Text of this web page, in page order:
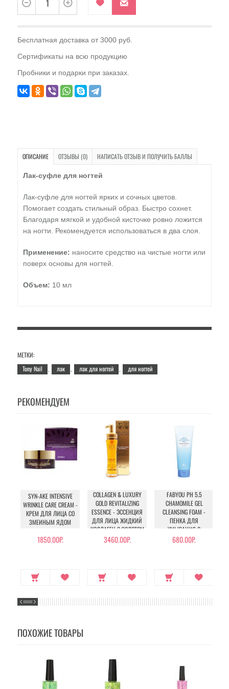
Бесплатная доставка от 3000 руб.
Сертификаты на всю продукцию
Пробники и подарки при заказах.
ОПИСАНИЕ ОТЗЫВЫ (0) НАПИСАТЬ ОТЗЫВ И ПОЛУЧИТЬ БАЛЛЫ
Лак-суфле для ногтей
Лак-суфле для ногтей ярких и сочных цветов.
Помогает создать стильный образ. Быстро сохнет.
Благодаря мягкой и удобной кисточке ровно ложится
на ногти. Рекомендуется использоваться в два слоя.
Применение: наносите средство на чистые ногти или
поверх основы для ногтей.
Объем: 10 мл
МЕТКИ:
Tony Nail
лак лак для ногтей для ногтей
РЕКОМЕНДУЕМ
SYN-AKE INTENSIVE
WRINKLE CARE CREAM -
КРЕМ ДЛЯ ЛИЦА СО
ЗМЕИНЫМ ЯДОМ
1850.00Р.
COLLAGEN & LUXURY
GOLD REVITALIZING
ESSENCE - ЭССЕНЦИЯ
ДЛЯ ЛИЦА ЖИДКИЙ
КОЛЛАГЕН С ЗОЛОТОМ
3460.00Р.
FABYOU PH 5.5
CHAMOMILE GEL
CLEANSING FOAM -
ПЕНКА ДЛЯ
УМЫВАНИЯ С
РОМАШКОЙ
680.00Р.
ПОХОЖИЕ ТОВАРЫ